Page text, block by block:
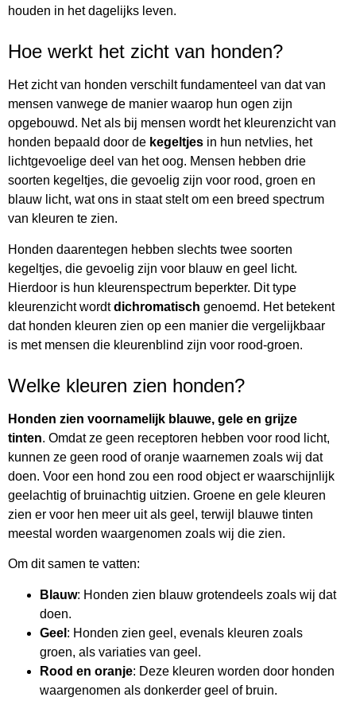
houden in het dagelijks leven.
Hoe werkt het zicht van honden?
Het zicht van honden verschilt fundamenteel van dat van
mensen vanwege de manier waarop hun ogen zijn
opgebouwd. Net als bij mensen wordt het kleurenzicht van
honden bepaald door de kegeltjes in hun netvlies, het
lichtgevoelige deel van het oog. Mensen hebben drie
soorten kegeltjes, die gevoelig zijn voor rood, groen en
blauw licht, wat ons in staat stelt om een breed spectrum
van kleuren te zien.
Honden daarentegen hebben slechts twee soorten
kegeltjes, die gevoelig zijn voor blauw en geel licht.
Hierdoor is hun kleurenspectrum beperkter. Dit type
kleurenzicht wordtdichromatisch genoemd. Het betekent
dat honden kleuren zien op een manier die vergelijkbaar
is met mensen die kleurenblind zijn voor rood-groen.
Welke kleuren zien honden?
Honden zien voornamelijk blauwe, gele en grijze
tinten. Omdat ze geen receptoren hebben voor rood licht,
kunnen ze geen rood of oranje waarnemen zoals wij dat
doen. Voor een hond zou een rood object er waarschijnlijk
geelachtig of bruinachtig uitzien. Groene en gele kleuren
zien er voor hen meer uit als geel, terwijl blauwe tinten
meestal worden waargenomen zoals wij die zien.
Om dit samen te vatten:
Blauw: Honden zien blauw grotendeels zoals wij dat
doen.
Geel : Honden zien geel, evenals kleuren zoals
groen, als variaties van geel.
Rood en oranje: Deze kleuren worden door honden
waargenomen als donkerder geel of bruin.